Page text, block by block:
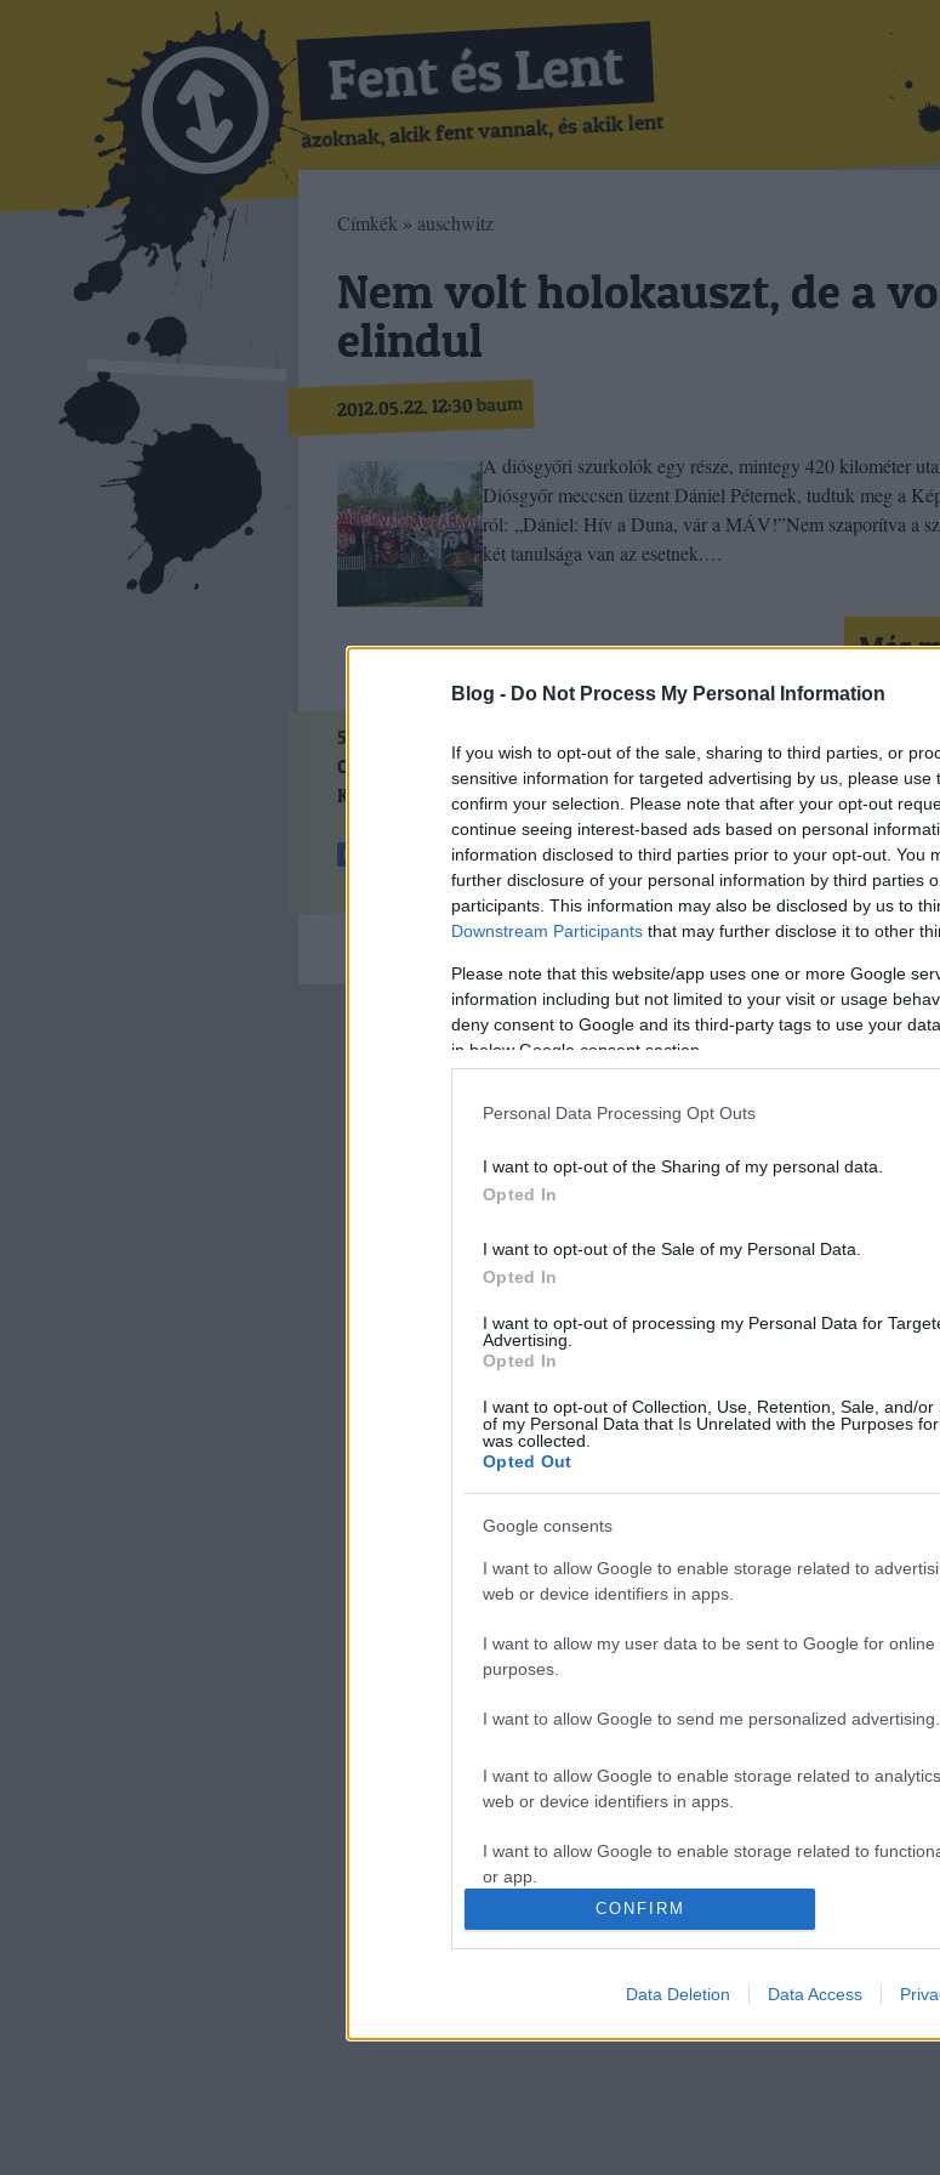
Blog - Do Not Process My Personal Information
If you wish to opt-out of the sale, sharing to third parties, or
sensitive information for targeted advertising by us, please use
confirm your selection. Please note that after your opt-out
continue seeing interest-based ads based on personal
information disclosed to third parties prior to your opt-out. You
further disclosure of your personal information by third parties
participants. This information may also be disclosed by us to
Downstream Participants that may further disclose it to other
Please note that this website/app uses one or more Google
information including but not limited to your visit or usage
deny consent to Google and its third-party tags to use your
in below Google consent section.
Personal Data Processing Opt Outs
I want to opt-out of the Sharing of my personal data.
Opted In
I want to opt-out of the Sale of my Personal Data.
Opted In
I want to opt-out of processing my Personal Data for
Advertising.
Opted In
I want to opt-out of Collection, Use, Retention, Sale, and/or
of my Personal Data that Is Unrelated with the Purposes
was collected.
Opted Out
Google consents
I want to allow Google to enable storage related to
web or device identifiers in apps.
I want to allow my user data to be sent to Google for online
purposes.
I want to allow Google to send me personalized advertising.
I want to allow Google to enable storage related to
web or device identifiers in apps.
I want to allow Google to enable storage related to
or app.
I want to allow Google to enable storage related to
I want to allow Google to enable storage related to security,
authentication functionality and fraud prevention, and other
CONFIRM
Data Deletion Data Access
Fent és Lent
azoknak, akik fent vannak, és akik lent
Címkék » auschwitz
Nem volt holokauszt, de a
elindul
2012.05.22. 12:30baum
A diósgyőri szurkolók egy része, mintegy 420 kilométer
Diósgyőr meccsen üzent Dániel Péternek, tudtuk meg a
ról: „Dániel: Hív a Duna, vár a MÁV!”Nem szaporítva a
két tanulsága van az esetnek.…
Még
5
Címkék:
holokausztzsidó rasszista auschwitzdvtk lent dániel péter
Kövess minket a Facebookon is!
Tetszik 0